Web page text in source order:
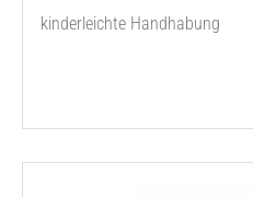
kinderleichte Handhabung